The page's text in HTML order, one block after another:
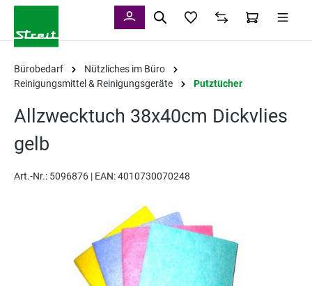
Bürobedarf
Nützliches im Büro
Reinigungsmittel & Reinigungsgeräte
Putztücher
Allzwecktuch 38x40cm Dickvlies
gelb
Art.-Nr.: 5096876 | EAN: 4010730070248